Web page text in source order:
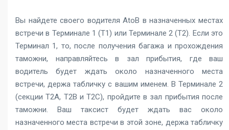
Вы найдете своего водителя AtoB в назначенных местах
встречи в Терминале 1 (T1) или Терминале 2 (T2). Если это
Терминал 1, то, после получения багажа и прохождения
таможни, направляйтесь в зал прибытия, где ваш
водитель будет ждать около назначенного места
встречи, держа табличку с вашим именем. В Терминале 2
(секции T2A, T2B и T2C), пройдите в зал прибытия после
таможни. Ваш таксист будет ждать вас около
назначенного места встречи в этой зоне, держа табличку